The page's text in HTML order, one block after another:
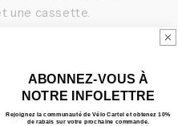
une cassette.
ABONNEZ-VOUS À
NOTRE INFOLETTRE
Rejoignez la communauté de Vélo Cartel et obtenez 10%
de rabais sur votre prochaine commande.